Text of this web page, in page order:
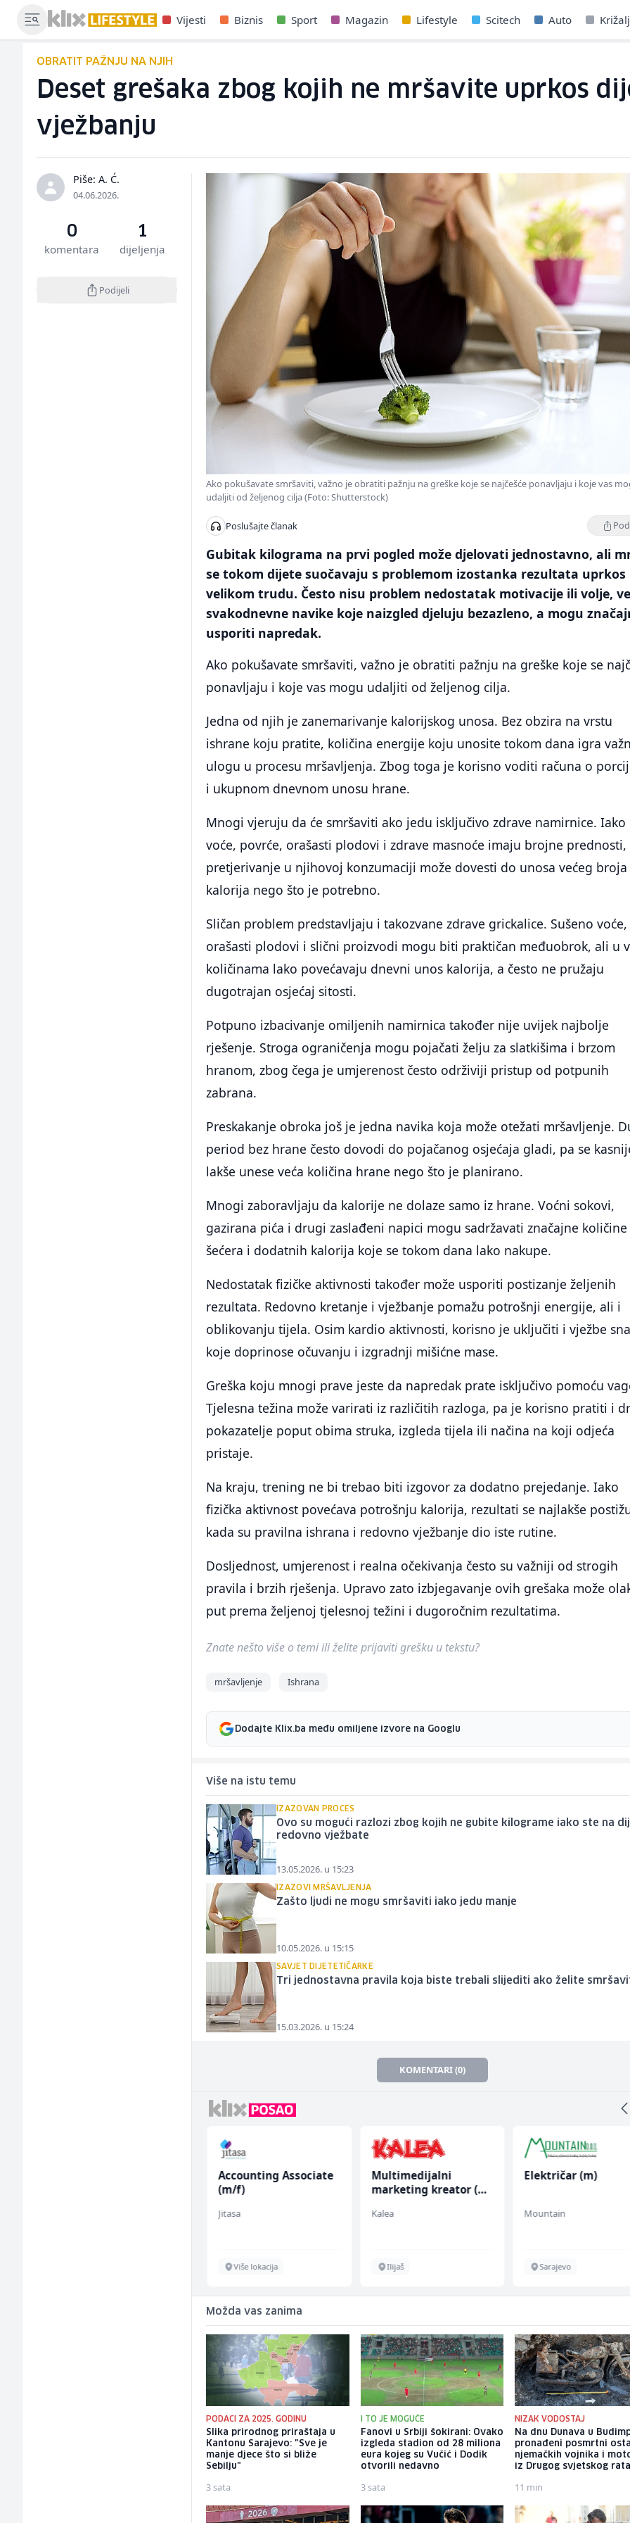
Vijesti Biznis Sport Magazin Lifestyle Scitech Auto
OBRATIT PAŽNJU NA NJIH
Deset grešaka zbog kojih ne mršavite uprkos
vježbanju
Piše: A. Ć.
04.06.2026.
0
komentara
1
dijeljenja
Podijeli
Ako pokušavate smršaviti, važno je obratiti pažnju na greške koje se najčešće ponavljaju i koje vas
udaljiti od željenog cilja (Foto: Shutterstock)
Poslušajte članak
Gubitak kilograma na prvi pogled može djelovati jednostavno, ali
se tokom dijete suočavaju s problemom izostanka rezultata uprkos
velikom trudu. Često nisu problem nedostatak motivacije ili volje,
svakodnevne navike koje naizgled djeluju bezazleno, a mogu
usporiti napredak.
Ako pokušavate smršaviti, važno je obratiti pažnju na greške koje se
ponavljaju i koje vas mogu udaljiti od željenog cilja.
Jedna od njih je zanemarivanje kalorijskog unosa. Bez obzira na vrstu
ishrane koju pratite, količina energije koju unosite tokom dana igra
ulogu u procesu mršavljenja. Zbog toga je korisno voditi računa o
i ukupnom dnevnom unosu hrane.
Mnogi vjeruju da će smršaviti ako jedu isključivo zdrave namirnice. Iako
voće, povrće, orašasti plodovi i zdrave masnoće imaju brojne prednosti,
pretjerivanje u njihovoj konzumaciji može dovesti do unosa većeg broja
kalorija nego što je potrebno.
Sličan problem predstavljaju i takozvane zdrave grickalice. Sušeno voće,
orašasti plodovi i slični proizvodi mogu biti praktičan međuobrok, ali u
količinama lako povećavaju dnevni unos kalorija, a često ne pružaju
dugotrajan osjećaj sitosti.
Potpuno izbacivanje omiljenih namirnica također nije uvijek najbolje
rješenje. Stroga ograničenja mogu pojačati želju za slatkišima i brzom
hranom, zbog čega je umjerenost često održiviji pristup od potpunih
zabrana.
Preskakanje obroka još je jedna navika koja može otežati mršavljenje.
period bez hrane često dovodi do pojačanog osjećaja gladi, pa se
lakše unese veća količina hrane nego što je planirano.
Mnogi zaboravljaju da kalorije ne dolaze samo iz hrane. Voćni sokovi,
gazirana pića i drugi zaslađeni napici mogu sadržavati značajne količine
šećera i dodatnih kalorija koje se tokom dana lako nakupe.
Nedostatak fizičke aktivnosti također može usporiti postizanje željenih
rezultata. Redovno kretanje i vježbanje pomažu potrošnji energije, ali i
oblikovanju tijela. Osim kardio aktivnosti, korisno je uključiti i vježbe
koje doprinose očuvanju i izgradnji mišićne mase.
Greška koju mnogi prave jeste da napredak prate isključivo pomoću
Tjelesna težina može varirati iz različitih razloga, pa je korisno pratiti i
pokazatelje poput obima struka, izgleda tijela ili načina na koji odjeća
pristaje.
Na kraju, trening ne bi trebao biti izgovor za dodatno prejedanje. Iako
fizička aktivnost povećava potrošnju kalorija, rezultati se najlakše
kada su pravilna ishrana i redovno vježbanje dio iste rutine.
Dosljednost, umjerenost i realna očekivanja često su važniji od strogih
pravila i brzih rješenja. Upravo zato izbjegavanje ovih grešaka može
put prema željenoj tjelesnoj težini i dugoročnim rezultatima.
Znate nešto više o temi ili želite prijaviti grešku u tekstu?
mršavljenje Ishrana
Dodajte Klix.ba među omiljene izvore na Googlu
Više na istu temu
IZAZOVAN PROCES
Ovo su mogući razlozi zbog kojih ne gubite kilograme iako ste na
redovno vježbate
13.05.2026. u 15:23
IZAZOVI MRŠAVLJENJA
Zašto ljudi ne mogu smršaviti iako jedu manje
10.05.2026. u 15:15
SAVJET DIJETETIČARKE
Tri jednostavna pravila koja biste trebali slijediti ako želite
15.03.2026. u 15:24
KOMENTARI (0)
Accounting Associate
(m/f)
Jitasa
Više lokacija
Multimedijalni
marketing kreator (m/
Kalea
Ilijaš
Električar (m)
Mountain
Sarajevo
Možda vas zanima
PODACI ZA 2025. GODINU
Slika prirodnog priraštaja u
Kantonu Sarajevo: "Sve je
manje djece što si bliže
Sebilju"
3 sata
I TO JE MOGUĆE
Fanovi u Srbiji šokirani: Ovako
izgleda stadion od 28 miliona
eura kojeg su Vučić i Dodik
otvorili nedavno
3 sata
NIZAK VODOSTAJ
Na dnu Dunava u
pronađeni posmrtni
njemačkih vojnika i
iz Drugog svjetskog rata
11 min